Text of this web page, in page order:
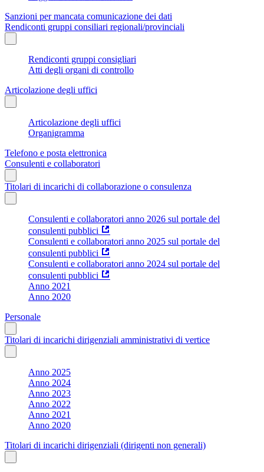
Sanzioni per mancata comunicazione dei dati
Rendiconti gruppi consiliari regionali/provinciali
Rendiconti gruppi consigliari
Atti degli organi di controllo
Articolazione degli uffici
Articolazione degli uffici
Organigramma
Telefono e posta elettronica
Consulenti e collaboratori
Titolari di incarichi di collaborazione o consulenza
Consulenti e collaboratori anno 2026 sul portale del
consulenti pubblici
Consulenti e collaboratori anno 2025 sul portale del
consulenti pubblici
Consulenti e collaboratori anno 2024 sul portale del
consulenti pubblici
Anno 2021
Anno 2020
Personale
Titolari di incarichi dirigenziali amministrativi di vertice
Anno 2025
Anno 2024
Anno 2023
Anno 2022
Anno 2021
Anno 2020
Titolari di incarichi dirigenziali (dirigenti non generali)